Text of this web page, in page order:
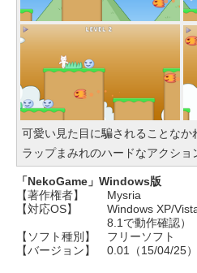
ft 365
indows
ワイエ
65BUWS
￥109,800
可愛い見た目に騙されることなか
ラップまみれのハードなアクショ
「NekoGame」Windows版
【著作権者】
Mysria
【対応OS】
Windows XP/
8.1で動作確認）
【ソフト種別】
フリーソフト
【バージョン】
0.01（15/04/25）